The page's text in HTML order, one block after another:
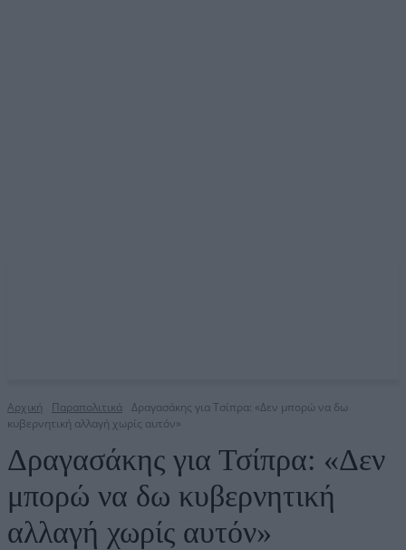
Αρχική Παραπολιτικά Δραγασάκης για Τσίπρα: «Δεν μπορώ να δω
κυβερνητική αλλαγή χωρίς αυτόν»
Δραγασάκης για Τσίπρα: «Δεν
μπορώ να δω κυβερνητική
αλλαγή χωρίς αυτόν»